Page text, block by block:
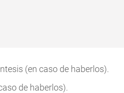
(en caso de haberlos).
de haberlos).